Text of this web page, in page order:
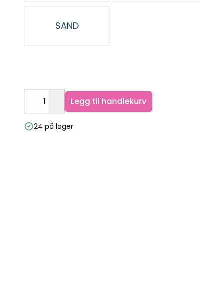
SAND
DecreaseIncrease
Legg til handlekurv
24 på lager